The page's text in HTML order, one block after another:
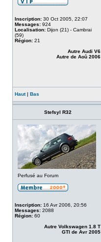
Inscription: 30 Oct 2005, 22:07
Messages: 924
Localisation: Dijon (21) - Cambrai
(59)
Région: 21
Autre Audi V6
Autre de Aoû 2006
Haut| Bas
Stefsyl R32
Perfusé au Forum
Inscription: 16 Avr 2006, 20:56
Messages: 2088
Région: 60
Autre Volkswagen 1.8 T
GTI de Avr 2005